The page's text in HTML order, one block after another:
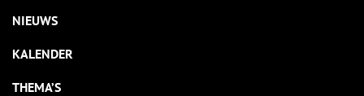
NIEUWS
KALENDER
THEMA’S